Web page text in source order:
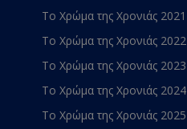
Το Χρώμα της Χρονιάς 2021
Το Χρώμα της Χρονιάς 2022
Το Χρώμα της Χρονιάς 2023
Το Χρώμα της Χρονιάς 2024
Το Χρώμα της Χρονιάς 2025